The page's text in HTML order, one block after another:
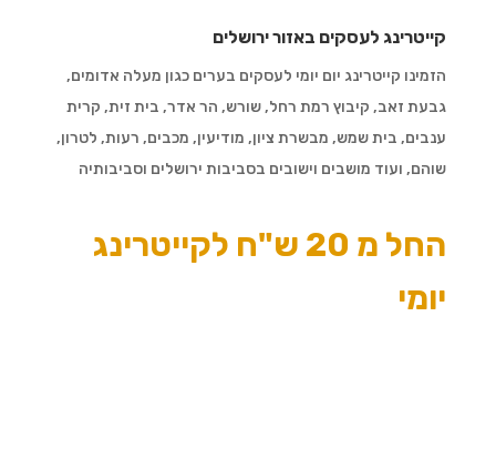
קייטרינג לעסקים באזור ירושלים
הזמינו קייטרינג יום יומי לעסקים בערים כגון מעלה אדומים,
גבעת זאב, קיבוץ רמת רחל, שורש, הר אדר, בית זית, קרית
ענבים, בית שמש, מבשרת ציון, מודיעין, מכבים, רעות, לטרון,
שוהם, ועוד מושבים וישובים בסביבות ירושלים וסביבותיה
החל מ 20 ש"ח לקייטרינג
יומי